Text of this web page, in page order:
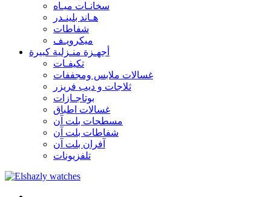
سخانـات ميـاه
هـاند بلينـدر
شفاطات
ميكرويـف
أجهـزة منـزلية كبيرة
تكيفـات
غسالات ملابس ومجففات
ثلاجات و ديب فريزر
بوتاجـازات
غسالات اطباق
مسطحات بلت آن
شفاطات بلت آن
آفران بلت آن
تلفزيونات